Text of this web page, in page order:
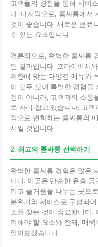
고객들의 경험을 통해 서비
다. 마지막으로, 룸싸롱에서
것이 좋습니다. 새로운 음료
수 있는 요소입니다.
결론적으로, 완벽한 룸싸롱
된 결과입니다. 프라이버시
취향에 맞는 다양한 메뉴와
이 모두 모여 특별한 경험을
간이 아니라, 고객과의 소통
로 자리 잡고 있습니다. 고
적으로 변화하는 룸싸롱의
시킬 것입니다.
2. 최고의 룸싸롱 선택하기
완벽한 룸싸롱 경험은 많은
니다. 이곳은 단순한 유흥
리고 즐거움을 나누는 곳으
분위기와 서비스로 구성되
소를 찾는 것이 중요합니다.
려해야 할 요소와 함께, 매
알아보겠습니다.